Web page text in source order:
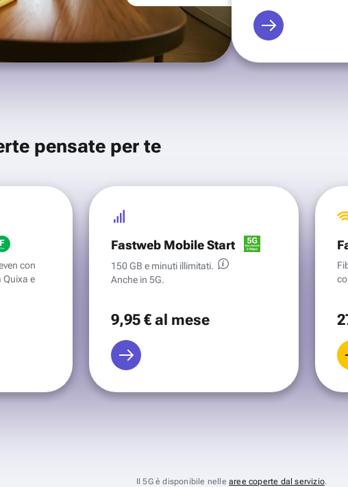
pensate per te
con
Quixa e
Fastweb Mobile Start
150 GB e minuti illimitati.
Anche in 5G.
9,95 €al mese
Il 5G è disponibile nelle aree coperte dal servizio.